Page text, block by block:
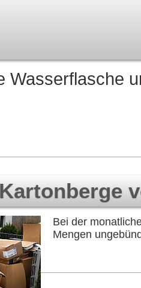
Wasserflasche
Bei der
Mengen